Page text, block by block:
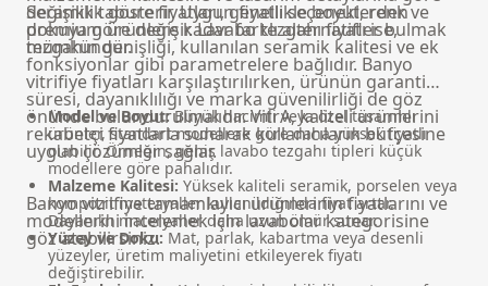
değişiklik gösterir. Uygun fiyatlı seçeneklerden
premium ürünlere kadar farklı alternatifler bulmak
mümkündür.
Seramik tabure fiyatları, genellikle boyut, renk ve
dokuya göre değişir. Lavabo tezgahı fiyatı ise,
tezgahın genişliği, kullanılan seramik kalitesi ve ek
fonksiyonlar gibi parametrelere bağlıdır. Banyo
vitrifiye fiyatları karşılaştırılırken, ürünün garanti
süresi, dayanıklılığı ve marka güvenilirliği de göz
önünde bulundurulmalıdır. VitrA, kaliteli ürünlerini
rekabetçi fiyatlarla sunarak kullanıcıların bütçesine
uygun çözümler sağlar.
Model ve Boyut:Büyük hacimli veya özel tasarımlı
ürünler, standart modellere göre daha yüksek fiyatlı
olabilir. Örneğin, geniş lavabo tezgahı tipleri küçük
modellere göre pahalıdır.
Malzeme Kalitesi: Yüksek kaliteli seramik, porselen veya
kompozit materyaller kullanıldığında fiyat artar.
Dayanıklı materyaller daha uzun ömür sunar.
Yüzey ve Doku:Mat, parlak, kabartma veya desenli
yüzeyler, üretim maliyetini etkileyerek fiyatı
değiştirebilir.
Banyo vitrifiye tamamlayıcı ürünlerinin fiyatlarını ve
modellerini incelemek içinlavabolarkategorisine
göz atabilirsiniz.